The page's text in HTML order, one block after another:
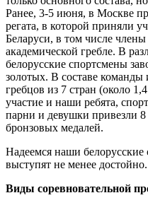
Ранее, 3-5 июня, в Москве
регата, в которой приняли
Беларуси, в том числе
академической гребле. В
белорусские спортсмены
золотых. В составе команды
гребцов из 7 стран (около
участие и наши ребята,
парни и девушки привезли
бронзовых медалей.
Надеемся наши
выступят не менее достойно.
Виды соревновательной